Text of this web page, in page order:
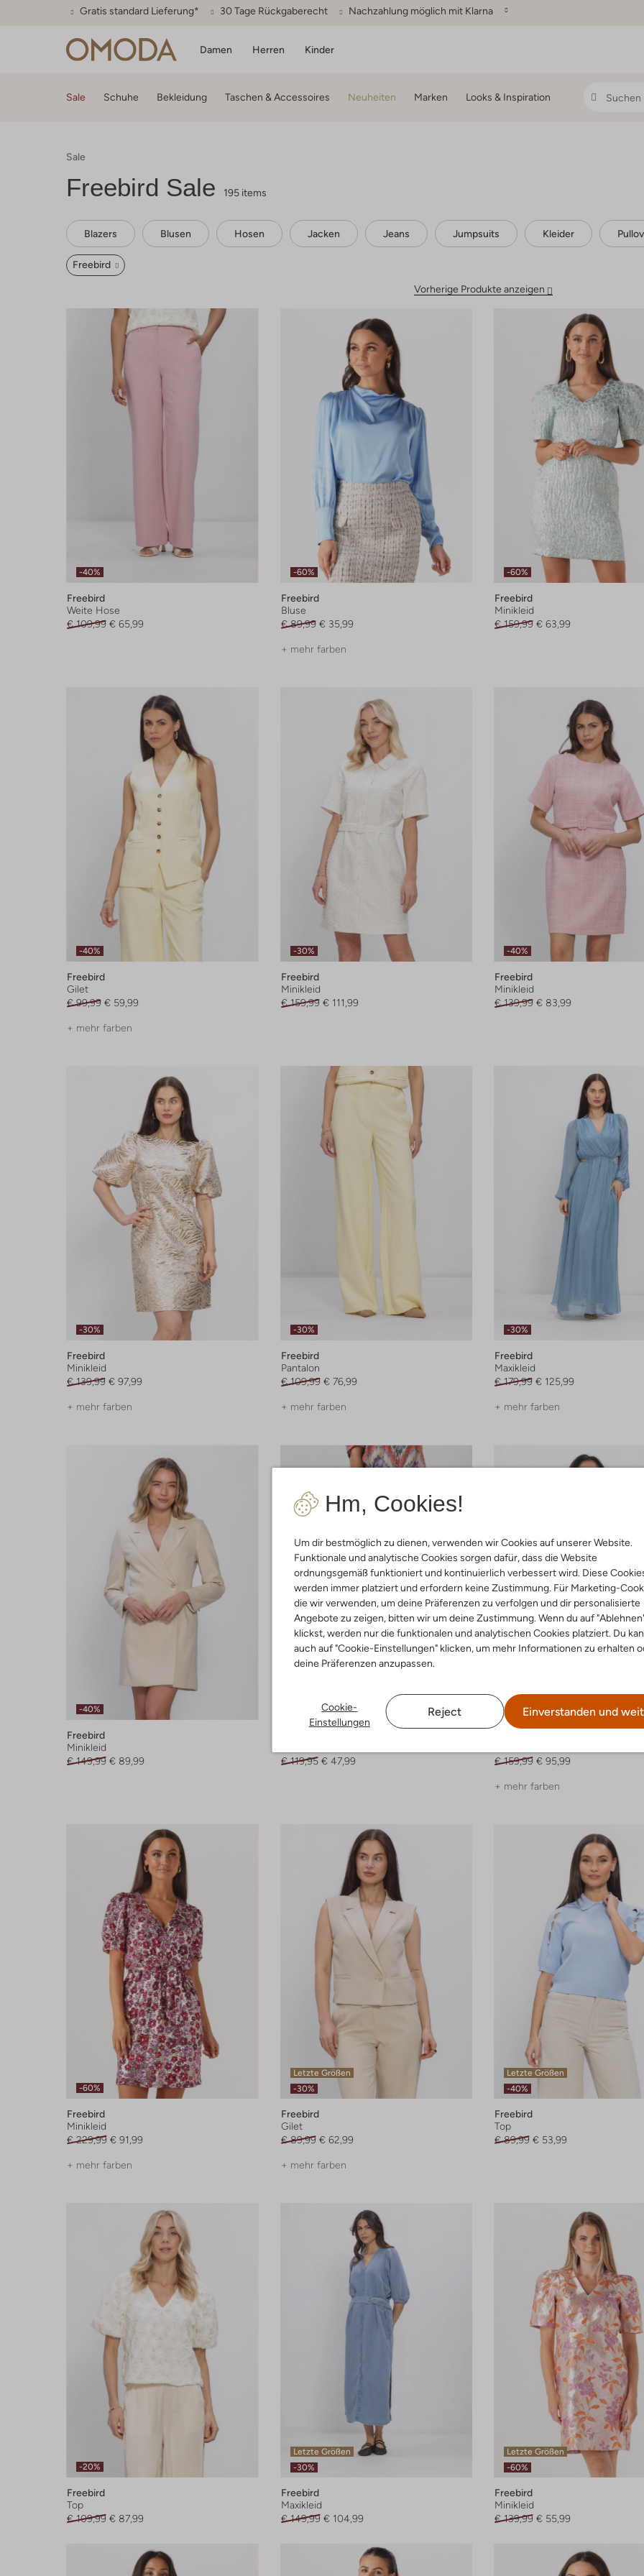
Gratis standard Lieferung* 30 Tage Rückgaberecht Nachzahlung möglich mit Klarna
Damen Herren Kinder
Hm, Cookies!
Um dir bestmöglich zu dienen, verwenden wir Cookies auf unserer Website.
Funktionale und analytische Cookies sorgen dafür, dass die Website
ordnungsgemäß funktioniert und kontinuierlich verbessert wird. Diese
werden immer platziert und erfordern keine Zustimmung. Für Marketing-
die wir verwenden, um deine Präferenzen zu verfolgen und dir personalisierte
Angebote zu zeigen, bitten wir um deine Zustimmung. Wenn du auf
klickst, werden nur die funktionalen und analytischen Cookies platziert. Du
auch auf "Cookie-Einstellungen" klicken, um mehr Informationen zu erhalten
deine Präferenzen anzupassen.
Cookie-
Einstellungen
Reject Einverstanden und
Sale Schuhe Bekleidung Taschen & Accessoires Neuheiten Marken Looks & Inspiration
Sale
Freebird Sale 195 items
Blazers Blusen Hosen Jacken Jeans Jumpsuits Kleider
Freebird
Vorherige Produkte anzeigen
-40%
Freebird
Weite Hose
€ 109,99 € 65,99
-60%
Freebird
Bluse
€ 89,99 € 35,99
+ mehr farben
-60%
Freebird
Minikleid
€ 159,99 € 63,99
-40%
Freebird
Gilet
€ 99,99 € 59,99
+ mehr farben
-30%
Freebird
Minikleid
€ 159,99 € 111,99
-40%
Freebird
Minikleid
€ 139,99 € 83,99
-30%
Freebird
Minikleid
€ 139,99 € 97,99
+ mehr farben
-30%
Freebird
Pantalon
€ 109,99 € 76,99
+ mehr farben
-30%
Freebird
Maxikleid
€ 179,99 € 125,99
+ mehr farben
-40%
Freebird
Minikleid
€ 149,99 € 89,99
€ 119,95 € 47,99
-40%
€ 159,99 € 95,99
+ mehr farben
-60%
Freebird
Minikleid
€ 229,99 € 91,99
+ mehr farben
Letzte Größen
-30%
Freebird
Gilet
€ 89,99 € 62,99
+ mehr farben
Letzte Größen
-40%
Freebird
Top
€ 89,99 € 53,99
-20%
Freebird
Top
€ 109,99 € 87,99
Letzte Größen
-30%
Freebird
Maxikleid
€ 149,99 € 104,99
Letzte Größen
-60%
Freebird
Minikleid
€ 139,99 € 55,99